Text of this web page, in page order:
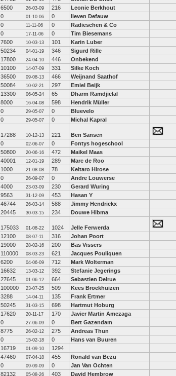
6500 26-03-09 216 Leonie Berkhout
0 01-10-06 0 lieven Defauw
0 11-11-06 0 Radieschen & Co
0 17-11-06 0 Tim Biesemans
7600 10-03-13 101 Karin Luber
50234 04-01-19 346 Sigurd Rille
17800 24-04-10 446
Onbekend
10100 14-07-09 331 Silke Koch
36500 09-08-13 466 Weijnand Saathof
50084 10-02-21 297 Emiel Beijk
13300 06-05-24 65 Dharm Ramdjielal
8000 16-04-08 598 Hendrik Müller
0 29-05-07 0 Bluevelo
0 29-05-07 0 Michal Kapral
17288 10-12-13 221 Ben Sansen
0 02-06-07 0 Fontys hogeschool
50800 20-06-16 472
Maikel Maas
40001 12-01-19 289 Marc de Roo
1000 21-08-08 78 Keitaro Hirose
0 26-09-07 0 Andre Louwerse
4000 23-03-09 230 Gerard Wuring
9563 31-12-09 453 Hasan Y
46744 26-03-14 588 Jimmy Hendrickx
20445 30-03-15 234 Douwe Hibma
175033 01-08-22 1024 Jelle Ferwerda
12100 08-07-11 316 Johan Poort
19000 28-02-16 200 Bas Vissers
110000 08-03-23 621 Jacques Pouliquen
6200 04-06-09 712 Mark Wolterman
16632 13-03-12 392 Stefanie Jegerings
27645 01-06-12 664 Sebastien Delrue
100000 23-07-25 509 Kees Broekhuizen
3288 14-04-11 135 Frank Ertmer
50245 31-03-15 698 Hartmut Hoburg
17620 20-11-17 170 Javier Martin Amezaga
0 27-06-09 0 Bert Gazendam
8775 26-02-12 275 Andreas Thun
0 15-02-18 0 Hans van Buuren
16719 01-09-10
1294
47460 07-04-18 455 Ronald van Bezu
0 09-09-09 0 Jan Van Ochten
82132 05-08-26 403 David Hembrow